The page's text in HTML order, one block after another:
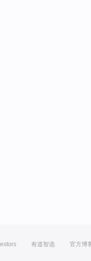
有道智选 官方博